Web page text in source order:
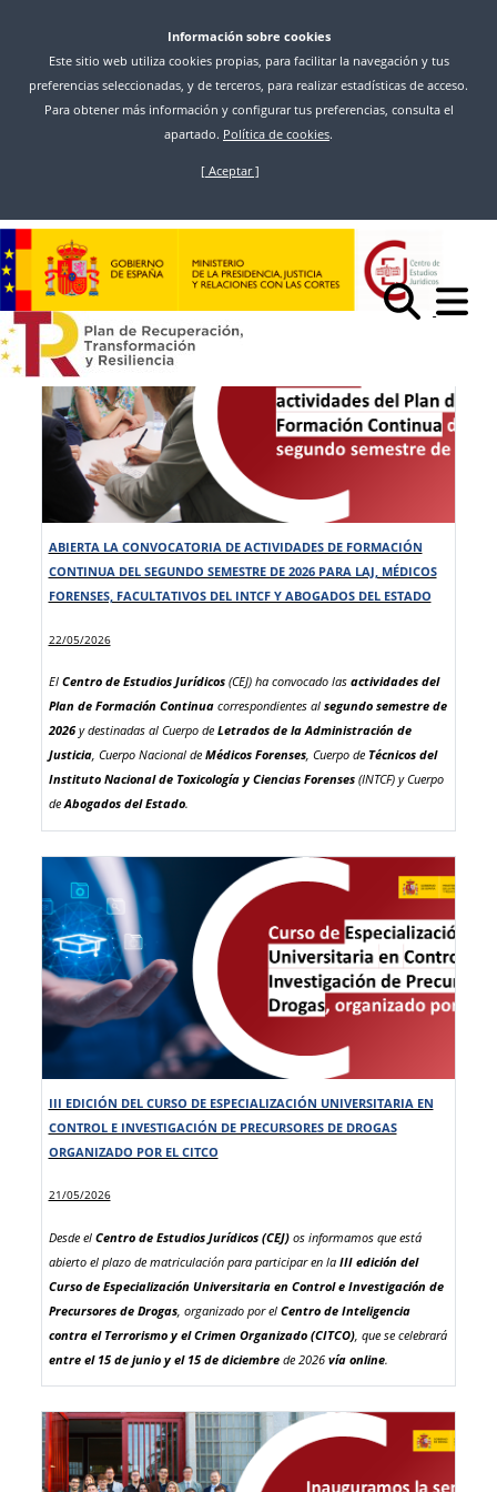
main
Información sobre cookies
Este sitio web utiliza cookies propias, para facilitar la navegación y tus
preferencias seleccionadas, y de terceros, para realizar estadísticas de acceso.
Para obtener más información y configurar tus preferencias, consulta el
apartado. Política de cookies.
[ Aceptar ]
News
ABIERTA LA CONVOCATORIA DE ACTIVIDADES DE FORMACIÓN
CONTINUA DEL SEGUNDO SEMESTRE DE 2026 PARA LAJ, MÉDICOS
FORENSES, FACULTATIVOS DEL INTCF Y ABOGADOS DEL ESTADO
22/05/2026
El Centro de Estudios Jurídicos(CEJ) ha convocado las actividades del
Plan de Formación Continuacorrespondientes al segundo semestre de
2026y destinadas al Cuerpo de Letrados de la Administración de
Justicia, Cuerpo Nacional de Médicos Forenses, Cuerpo de Técnicos del
Instituto Nacional de Toxicología y Ciencias Forenses(INTCF) y Cuerpo
deAbogados del Estado.
actividadescon una oferta de 2320 plazas
, distribuidas por cuerpos
según lo establecido en los anexos de la resolución:
LAJ:24 actividades y 1760 plazas.
MF:6 actividades y 290 plazas.
FX:6 actividades y 230 plazas.
AE:
1 actividad y 40 plazas.
Las solicitudes
, tanto en el caso de personal titular como interino o
sustituto, deberán presentarseantes del 17 de junio de 2026 a las
14:00 horas(hora peninsular), exclusivamente a través de lasede
electrónica del CEJ.
En el caso delCuerpo de Médicos Forenses y Facultativos
CEJla autorización del director/a de su instituto
pueden descargar en el siguiente enlace. Importante: no se
considerará ninguna solicitud sin la autorización.
Convocatoria y anexos:
Resolución de la convocatoria
Anexo 2: Actividades dirigidas al Cuerpo de Médicos Forenses
Anexo 3: Actividades dirigidas al Cuerpo de Facultativos del INTCF
III EDICIÓN DEL CURSO DE ESPECIALIZACIÓN UNIVERSITARIA EN
CONTROL E INVESTIGACIÓN DE PRECURSORES DE DROGAS
ORGANIZADO POR EL CITCO
21/05/2026
Desde el Centro de Estudios Jurídicos (CEJ)os informamos que está
abierto el plazo de matriculación para participar en la III edición del
Curso de Especialización Universitaria en Control e Investigación de
Precursores de Drogas, organizado por el Centro de Inteligencia
contra el Terrorismo y el Crimen Organizado (CITCO), que se celebrará
entre el 15 de junio y el 15 de diciembrede 2026 vía online.
e Investigación de Precursores de Drogas,dirigido por Gustavo
Palomares Lerma, Director del Instituto Universitario General
Gutiérrez Mellado y Catedrático Europeo en la UNED, se impartirá